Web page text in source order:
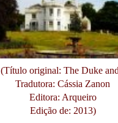
(Título original: The Duke
Tradutora: Cássia Zanon
Editora: Arqueiro
Edição de: 2013)